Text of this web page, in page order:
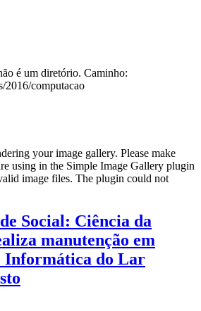
é um diretório. Caminho:
2016/computacao
your image gallery. Please make
using in the Simple Image Gallery plugin
image files. The plugin could not
Social: Ciência da
manutenção em
Informática do Lar